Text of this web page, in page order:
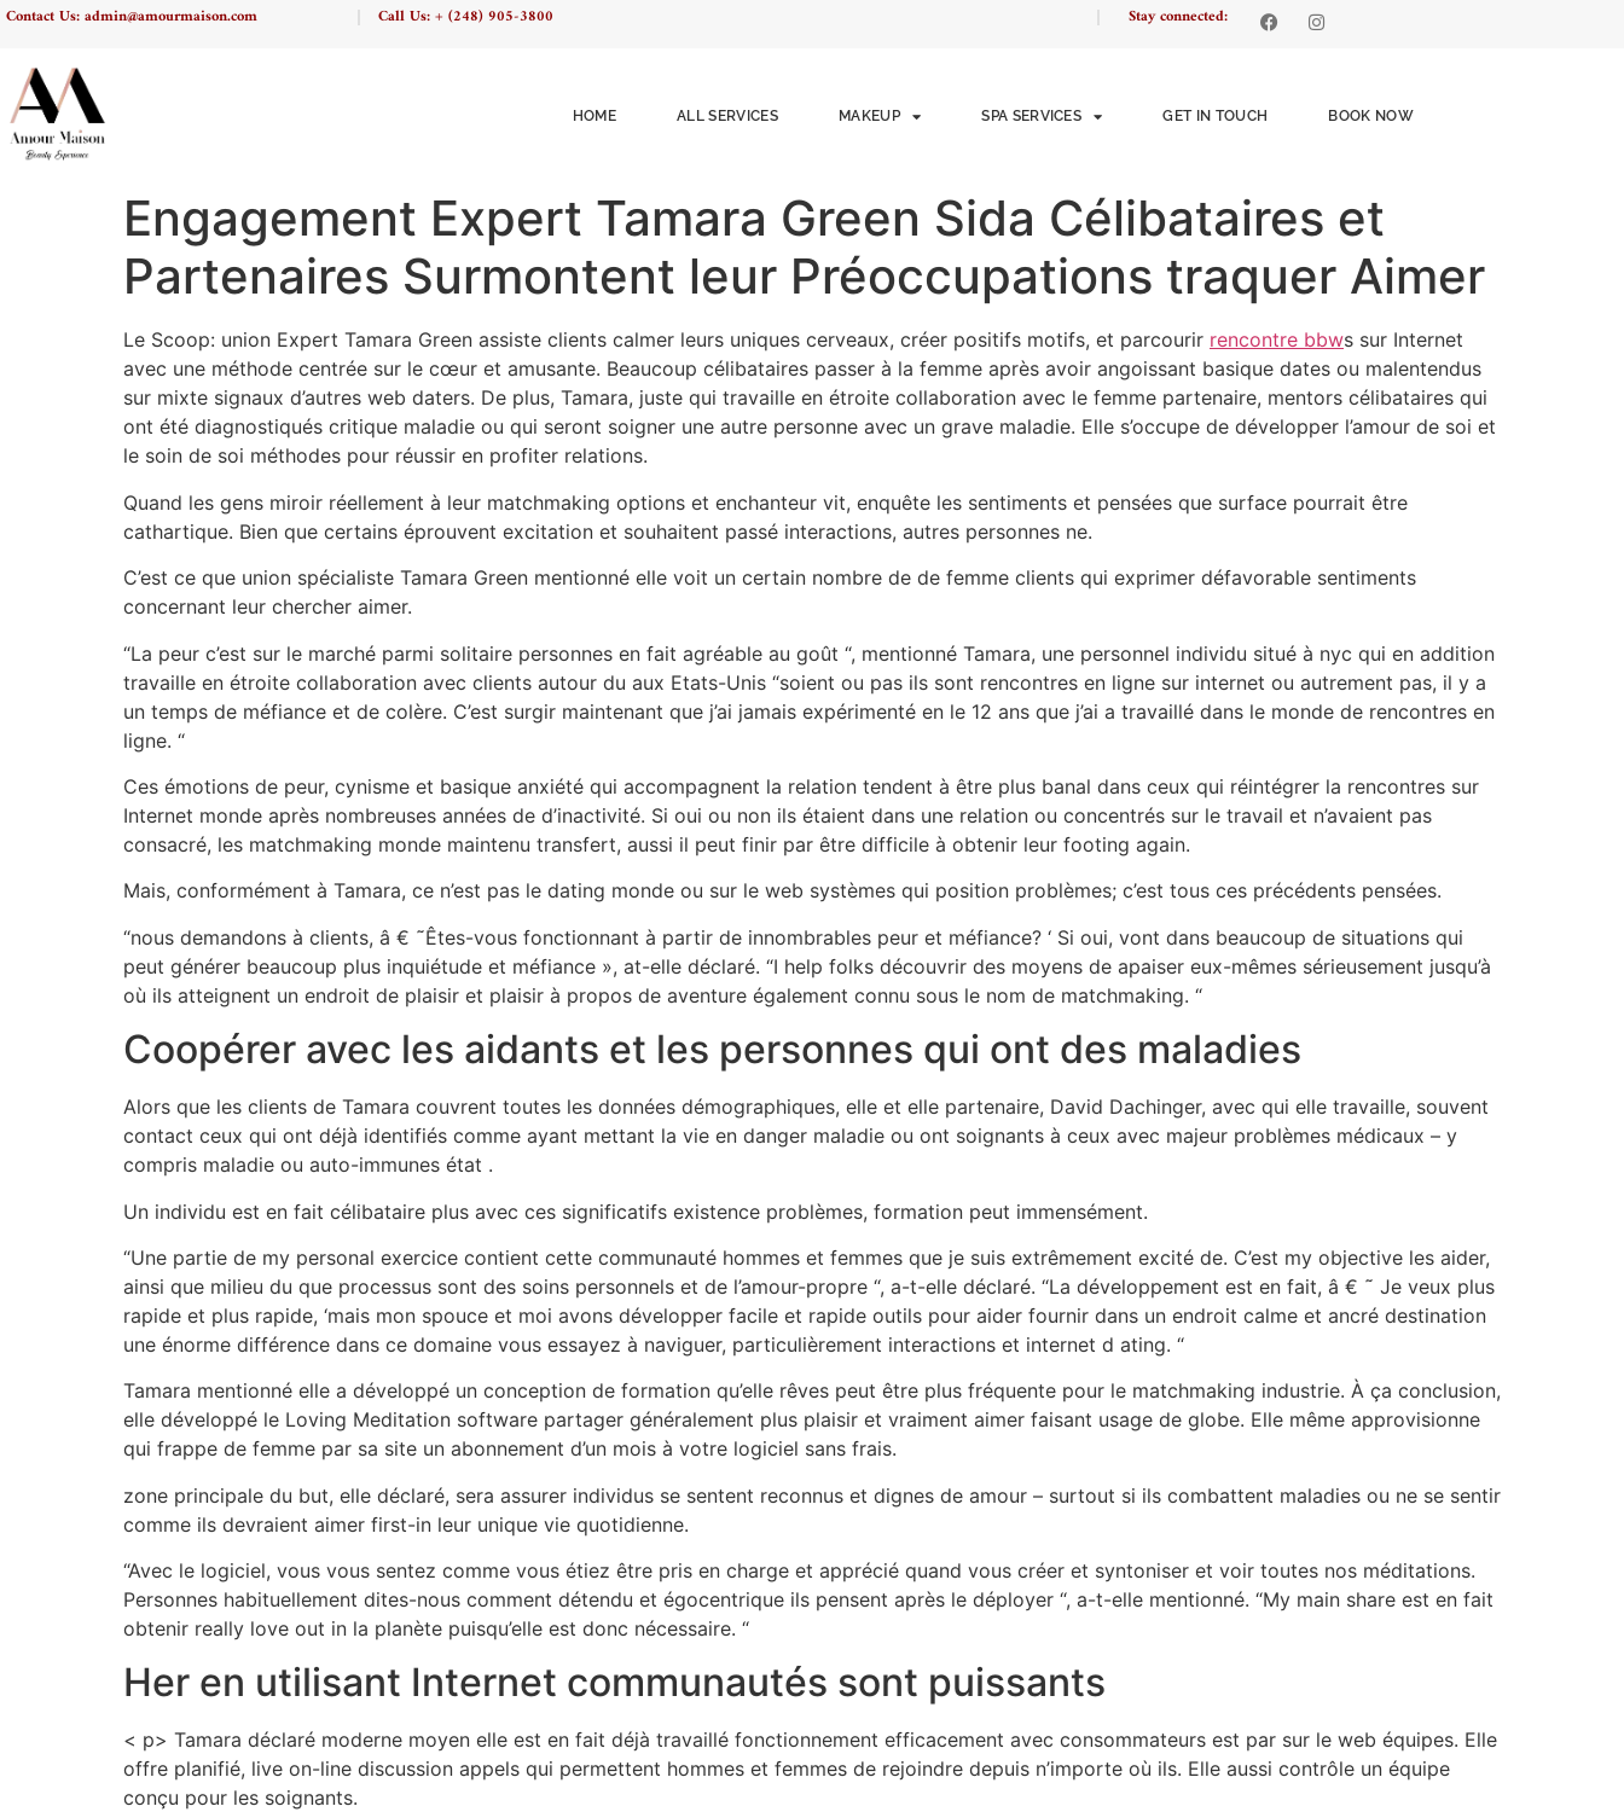
Contact Us: admin@amourmaison.com Call Us: + (248) 905-3800 Stay connected:
HOME ALL SERVICES MAKEUP SPA SERVICES GET IN TOUCH BOOK NOW
Engagement Expert Tamara Green Sida Célibataires et
Partenaires Surmontent leur Préoccupations traquer Aimer
Le Scoop: union Expert Tamara Green assiste clients calmer leurs uniques cerveaux, créer positifs motifs, et parcourir rencontre bbws sur Internet
avec une méthode centrée sur le cœur et amusante. Beaucoup célibataires passer à la femme après avoir angoissant basique dates ou malentendus
sur mixte signaux d’autres web daters. De plus, Tamara, juste qui travaille en étroite collaboration avec le femme partenaire, mentors célibataires qui
ont été diagnostiqués critique maladie ou qui seront soigner une autre personne avec un grave maladie. Elle s’occupe de développer l’amour de soi et
le soin de soi méthodes pour réussir en profiter relations.
Quand les gens miroir réellement à leur matchmaking options et enchanteur vit, enquête les sentiments et pensées que surface pourrait être
cathartique. Bien que certains éprouvent excitation et souhaitent passé interactions, autres personnes ne.
C’est ce que union spécialiste Tamara Green mentionné elle voit un certain nombre de de femme clients qui exprimer défavorable sentiments
concernant leur chercher aimer.
“La peur c’est sur le marché parmi solitaire personnes en fait agréable au goût “, mentionné Tamara, une personnel individu situé à nyc qui en addition
travaille en étroite collaboration avec clients autour du aux Etats-Unis “soient ou pas ils sont rencontres en ligne sur internet ou autrement pas, il y a
un temps de méfiance et de colère. C’est surgir maintenant que j’ai jamais expérimenté en le 12 ans que j’ai a travaillé dans le monde de rencontres en
ligne. “
Ces émotions de peur, cynisme et basique anxiété qui accompagnent la relation tendent à être plus banal dans ceux qui réintégrer la rencontres sur
Internet monde après nombreuses années de d’inactivité. Si oui ou non ils étaient dans une relation ou concentrés sur le travail et n’avaient pas
consacré, les matchmaking monde maintenu transfert, aussi il peut finir par être difficile à obtenir leur footing again.
Mais, conformément à Tamara, ce n’est pas le dating monde ou sur le web systèmes qui position problèmes; c’est tous ces précédents pensées.
“nous demandons à clients, â € ˜Êtes-vous fonctionnant à partir de innombrables peur et méfiance? ‘ Si oui, vont dans beaucoup de situations qui
peut générer beaucoup plus inquiétude et méfiance », at-elle déclaré. “I help folks découvrir des moyens de apaiser eux-mêmes sérieusement jusqu’à
où ils atteignent un endroit de plaisir et plaisir à propos de aventure également connu sous le nom de matchmaking. “
Coopérer avec les aidants et les personnes qui ont des maladies
Alors que les clients de Tamara couvrent toutes les données démographiques, elle et elle partenaire, David Dachinger, avec qui elle travaille, souvent
contact ceux qui ont déjà identifiés comme ayant mettant la vie en danger maladie ou ont soignants à ceux avec majeur problèmes médicaux – y
compris maladie ou auto-immunes état .
Un individu est en fait célibataire plus avec ces significatifs existence problèmes, formation peut immensément.
“Une partie de my personal exercice contient cette communauté hommes et femmes que je suis extrêmement excité de. C’est my objective les aider,
ainsi que milieu du que processus sont des soins personnels et de l’amour-propre “, a-t-elle déclaré. “La développement est en fait, â € ˜ Je veux plus
rapide et plus rapide, ‘mais mon spouce et moi avons développer facile et rapide outils pour aider fournir dans un endroit calme et ancré destination
une énorme différence dans ce domaine vous essayez à naviguer, particulièrement interactions et internet d ating. “
Tamara mentionné elle a développé un conception de formation qu’elle rêves peut être plus fréquente pour le matchmaking industrie. À ça conclusion,
elle développé le Loving Meditation software partager généralement plus plaisir et vraiment aimer faisant usage de globe. Elle même approvisionne
qui frappe de femme par sa site un abonnement d’un mois à votre logiciel sans frais.
zone principale du but, elle déclaré, sera assurer individus se sentent reconnus et dignes de amour – surtout si ils combattent maladies ou ne se sentir
comme ils devraient aimer first-in leur unique vie quotidienne.
“Avec le logiciel, vous vous sentez comme vous étiez être pris en charge et apprécié quand vous créer et syntoniser et voir toutes nos méditations.
Personnes habituellement dites-nous comment détendu et égocentrique ils pensent après le déployer “, a-t-elle mentionné. “My main share est en fait
obtenir really love out in la planète puisqu’elle est donc nécessaire. “
Her en utilisant Internet communautés sont puissants
< p> Tamara déclaré moderne moyen elle est en fait déjà travaillé fonctionnement efficacement avec consommateurs est par sur le web équipes. Elle
offre planifié, live on-line discussion appels qui permettent hommes et femmes de rejoindre depuis n’importe où ils. Elle aussi contrôle un équipe
conçu pour les soignants.